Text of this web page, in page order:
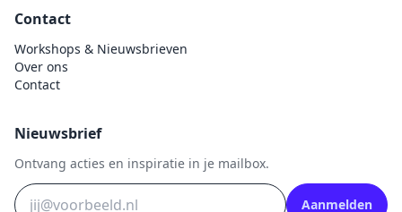
Contact
Workshops & Nieuwsbrieven
Over ons
Contact
Nieuwsbrief
Ontvang acties en inspiratie in je mailbox.
Aanmelden